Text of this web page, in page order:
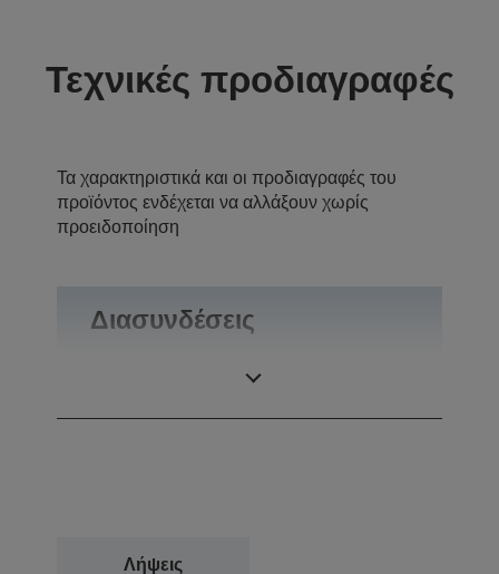
Τεχνικές προδιαγραφές
Τα χαρακτηριστικά και οι προδιαγραφές του
προϊόντος ενδέχεται να αλλάξουν χωρίς
προειδοποίηση
Διασυνδέσεις
Λήψεις